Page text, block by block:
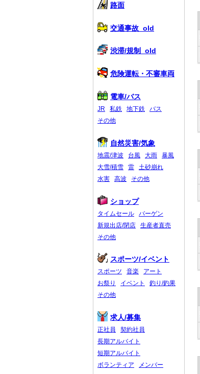
路面
交通事故_old
渋滞/規制_old
危険運転・不審車両
電車/バス
JR 私鉄 地下鉄
バス
その他
自然災害/気象
地震/津波 台風 大雨
暴風
大雪/積雪
雷
土砂崩れ
水害
高波 その他
ショップ
タイムセール
バーゲン
新規出店/閉店
生産者直売
その他
スポーツ/イベント
スポーツ 音楽
アート
お祭り
イベント
釣り/釣果
その他
求人/募集
正社員
契約社員
長期アルバイト
短期アルバイト
ボランティア
メンバー